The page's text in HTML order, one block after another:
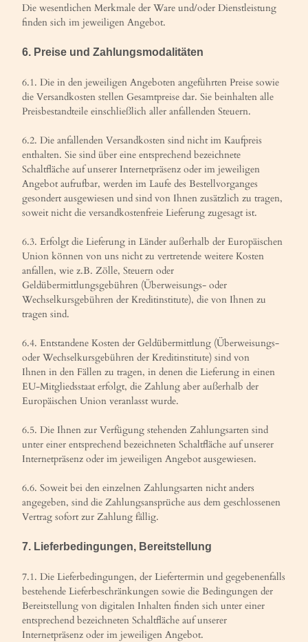
Die wesentlichen Merkmale der Ware und/oder Dienstleistung
finden sich im jeweiligen Angebot.
6. Preise und Zahlungsmodalitäten
6.1. Die in den jeweiligen Angeboten angeführten Preise sowie
die Versandkosten stellen Gesamtpreise dar. Sie beinhalten alle
Preisbestandteile einschließlich aller anfallenden Steuern.
6.2. Die anfallenden Versandkosten sind nicht im Kaufpreis
enthalten. Sie sind über eine entsprechend bezeichnete
Schaltfläche auf unserer Internetpräsenz oder im jeweiligen
Angebot aufrufbar, werden im Laufe des Bestellvorganges
gesondert ausgewiesen und sind von Ihnen zusätzlich zu tragen,
soweit nicht die versandkostenfreie Lieferung zugesagt ist.
6.3. Erfolgt die Lieferung in Länder außerhalb der Europäischen
Union können von uns nicht zu vertretende weitere Kosten
anfallen, wie z.B. Zölle, Steuern oder
Geldübermittlungsgebühren (Überweisungs- oder
Wechselkursgebühren der Kreditinstitute), die von Ihnen zu
tragen sind.
6.4. Entstandene Kosten der Geldübermittlung (Überweisungs-
oder Wechselkursgebühren der Kreditinstitute) sind von
Ihnen in den Fällen zu tragen, in denen die Lieferung in einen
EU-Mitgliedsstaat erfolgt, die Zahlung aber außerhalb der
Europäischen Union veranlasst wurde.
6.5. Die Ihnen zur Verfügung stehenden Zahlungsarten sind
unter einer entsprechend bezeichneten Schaltfläche auf unserer
Internetpräsenz oder im jeweiligen Angebot ausgewiesen.
6.6. Soweit bei den einzelnen Zahlungsarten nicht anders
angegeben, sind die Zahlungsansprüche aus dem geschlossenen
Vertrag sofort zur Zahlung fällig.
7. Lieferbedingungen, Bereitstellung
7.1. Die Lieferbedingungen, der Liefertermin und gegebenenfalls
bestehende Lieferbeschränkungen sowie die Bedingungen der
Bereitstellung von digitalen Inhalten finden sich unter einer
entsprechend bezeichneten Schaltfläche auf unserer
Internetpräsenz oder im jeweiligen Angebot.